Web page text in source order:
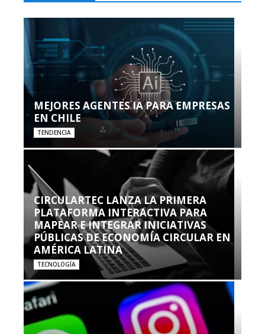
MEJORES AGENTES IA PARA EMPRESAS
EN CHILE
TENDENCIA
CIRCULARTEC LANZA LA PRIMERA
PLATAFORMA INTERACTIVA PARA
MAPEAR E INTEGRAR INICIATIVAS
PÚBLICAS DE ECONOMÍA CIRCULAR EN
AMÉRICA LATINA
TECNOLOGÍA